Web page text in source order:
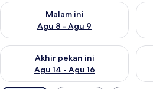
Malam ini
Agu 8 - Agu 9
Periksa ketersediaan untuk malam
Akhir pekan ini
Agu 14 - Agu 16
Periksa ketersediaan untuk akhir